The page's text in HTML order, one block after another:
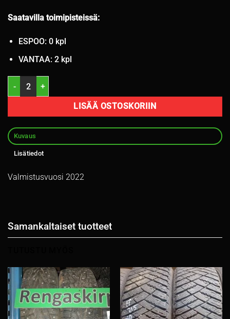
Saatavilla toimipisteissä:
ESPOO: 0 kpl
VANTAA: 2 kpl
185/65R15 Michelin X-Ice North 4 92T nasta 6,5-7mm / 1P12-3
LISÄÄ OSTOSKORIIN
Kuvaus
Lisätiedot
Valmistusvuosi 2022
Samankaltaiset tuotteet